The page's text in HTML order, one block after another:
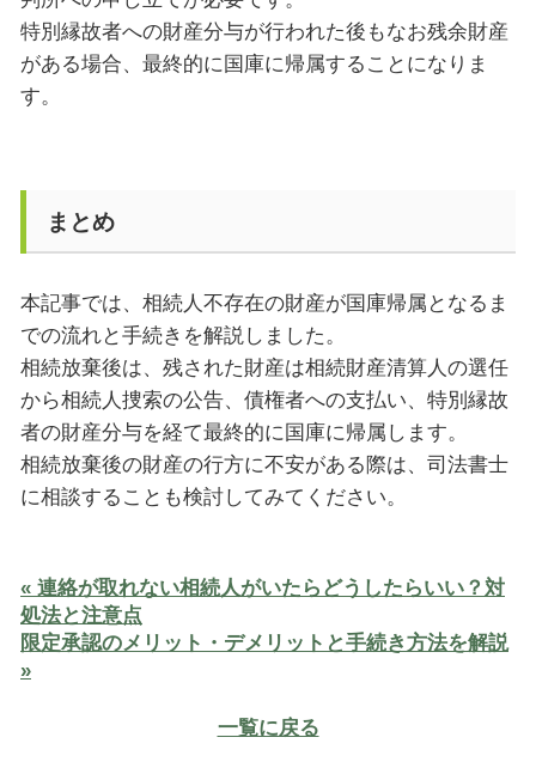
特別縁故者への財産分与が行われた後もなお残余財産
がある場合、最終的に国庫に帰属することになりま
す。
まとめ
本記事では、相続人不存在の財産が国庫帰属となるま
での流れと手続きを解説しました。
相続放棄後は、残された財産は相続財産清算人の選任
から相続人捜索の公告、債権者への支払い、特別縁故
者の財産分与を経て最終的に国庫に帰属します。
相続放棄後の財産の行方に不安がある際は、司法書士
に相談することも検討してみてください。
« 連絡が取れない相続人がいたらどうしたらいい？対
処法と注意点
限定承認のメリット・デメリットと手続き方法を解説
»
一覧に戻る